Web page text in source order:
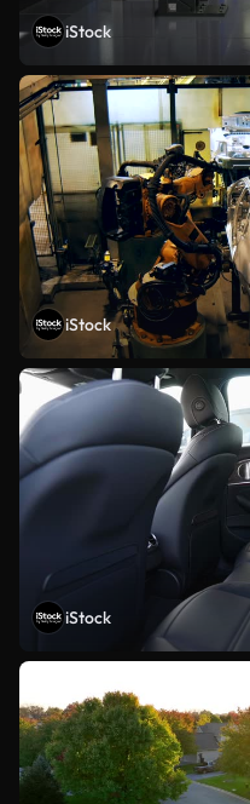
iStock
iStock
iStock